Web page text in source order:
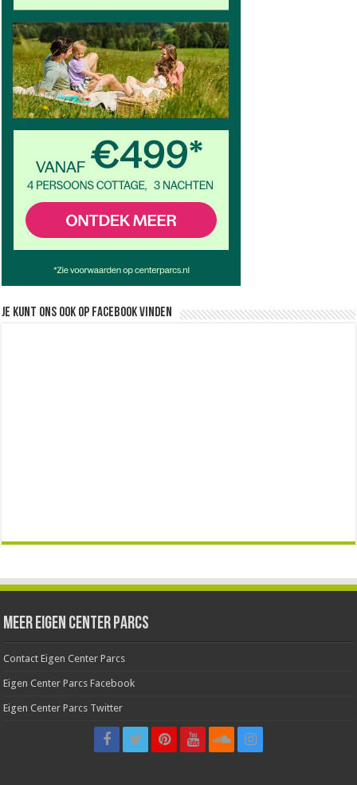
Je kunt ons ook op facebook vinden
Meer Eigen Center Parcs
Contact Eigen Center Parcs
Eigen Center Parcs Facebook
Eigen Center Parcs Twitter